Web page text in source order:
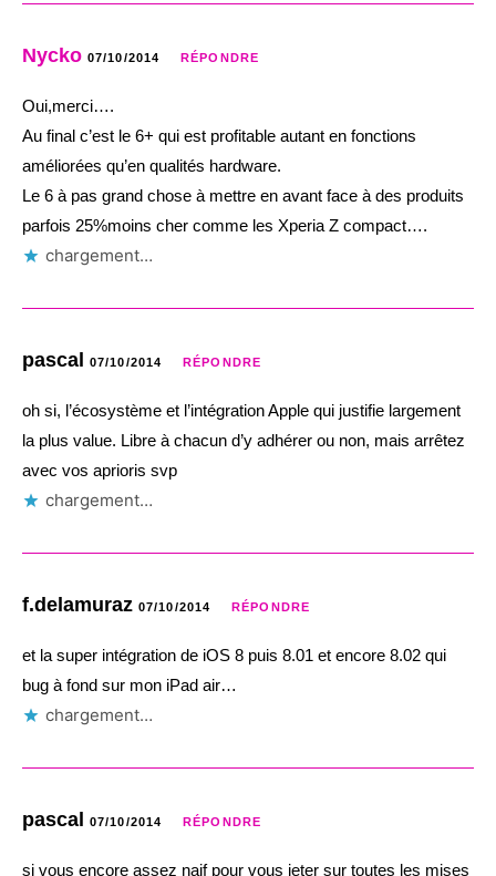
Nycko 07/10/2014 RÉPONDRE
Oui,merci….
Au final c’est le 6+ qui est profitable autant en fonctions
améliorées qu’en qualités hardware.
Le 6 à pas grand chose à mettre en avant face à des produits
parfois 25%moins cher comme les Xperia Z compact….
chargement…
pascal 07/10/2014 RÉPONDRE
oh si, l’écosystème et l’intégration Apple qui justifie largement
la plus value. Libre à chacun d’y adhérer ou non, mais arrêtez
avec vos aprioris svp
chargement…
f.delamuraz 07/10/2014 RÉPONDRE
et la super intégration de iOS 8 puis 8.01 et encore 8.02 qui
bug à fond sur mon iPad air…
chargement…
pascal 07/10/2014 RÉPONDRE
si vous encore assez naif pour vous jeter sur toutes les mises